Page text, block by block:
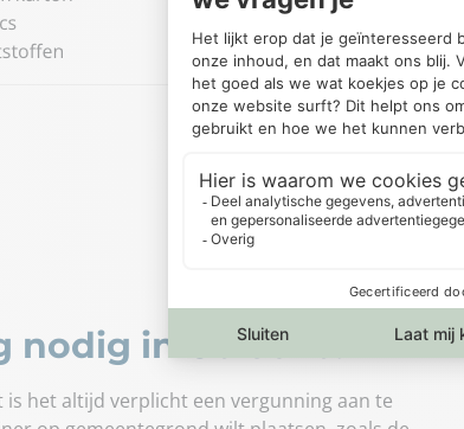
nodig in Utrecht?
het altijd verplicht een vergunning aan te